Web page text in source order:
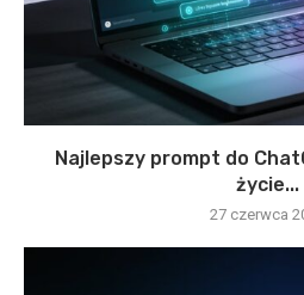
Najlepszy prompt do
życie...
27 czerwca